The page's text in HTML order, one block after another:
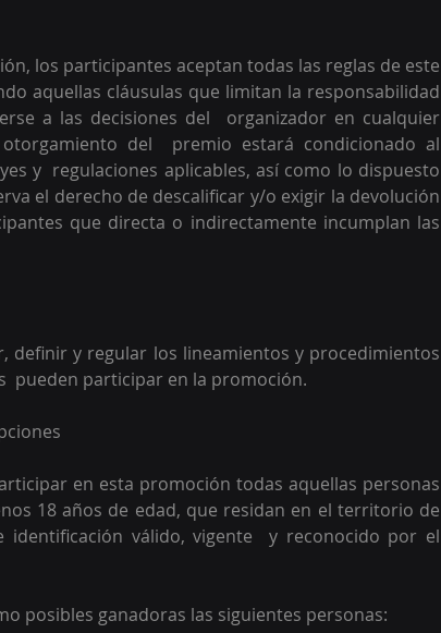
los participantes aceptan todas las reglas de este
aquellas cláusulas que limitan la responsabilidad
a las decisiones del  organizador en cualquier
del  premio estará condicionado al
y  regulaciones aplicables, así como lo dispuesto
el derecho de descalificar y/o exigir la devolución
que directa o indirectamente incumplan las
definir y regular los lineamientos y procedimientos
pueden participar en la promoción.
en esta promoción todas aquellas personas
18 años de edad, que residan en el territorio de
válido, vigente  y reconocido por el
posibles ganadoras las siguientes personas: